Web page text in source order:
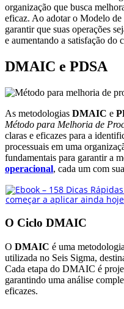
organização que busca
eficaz. Ao adotar o Modelo de
garantir que suas operações
e aumentando a satisfação do
DMAIC e PDSA
As metodologias DMAIC e
Método para Melhoria de
claras e eficazes para a
processuais em uma
fundamentais para garantir a
operacional, cada um com
O Ciclo DMAIC
O DMAIC é uma
utilizada no Seis Sigma,
Cada etapa do DMAIC é
garantindo uma análise
eficazes.